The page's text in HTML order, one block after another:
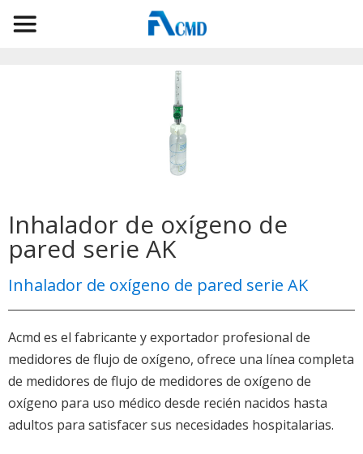
Inhalador de oxígeno de
pared serie AK
Inhalador de oxígeno de pared serie AK
Acmd es el fabricante y exportador profesional de
medidores de flujo de oxígeno, ofrece una línea completa
de medidores de flujo de medidores de oxígeno de
oxígeno para uso médico desde recién nacidos hasta
adultos para satisfacer sus necesidades hospitalarias.